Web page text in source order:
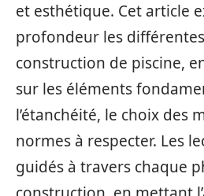
et esthétique. Cet article
profondeur les
construction de piscine,
sur les éléments
l’étanchéité, le choix des
normes à respecter. Les
guidés à travers chaque